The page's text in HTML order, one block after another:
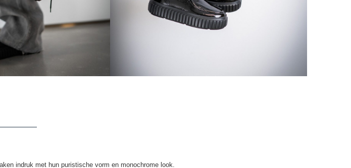
indruk met hun puristische vorm en monochrome look.